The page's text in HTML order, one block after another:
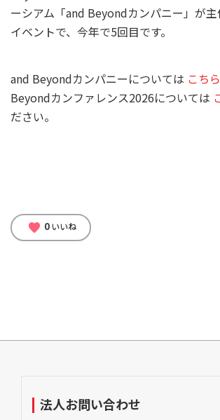
ーシアム「and Beyondカンパニー」が
イベントで、今年で5回目です。
and Beyondカンパニーについては こちら
Beyondカンファレンス2026については
ださい。
favorite 0 いいね
法人お問い合わせ